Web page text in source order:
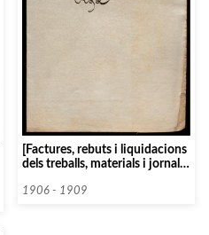
[Factures, rebuts i liquidacions
dels treballs, materials i jornals
proveïdor de l’orgue E.F.
1906 - 1909